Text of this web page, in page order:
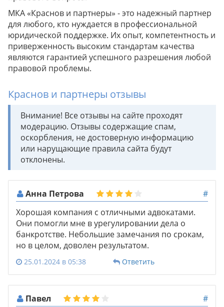
МКА «Краснов и партнеры» - это надежный партнер
для любого, кто нуждается в профессиональной
юридической поддержке. Их опыт, компетентность и
приверженность высоким стандартам качества
являются гарантией успешного разрешения любой
правовой проблемы.
Краснов и партнеры отзывы
Внимание! Все отзывы на сайте проходят
модерацию. Отзывы содержащие спам,
оскорбления, не достоверную информацию
или нарущающие правила сайта будут
отклонены.
Анна Петрова
#
Хорошая компания с отличными адвокатами.
Они помогли мне в урегулировании дела о
банкротстве. Небольшие замечания по срокам,
но в целом, доволен результатом.
25.01.2024 в 05:38 Ответить
Павел
#